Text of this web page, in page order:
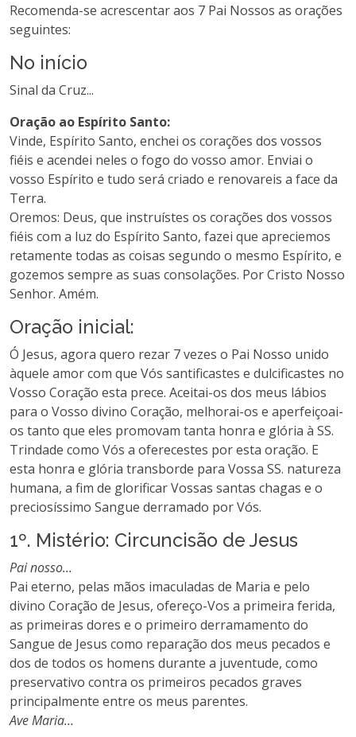
Recomenda-se acrescentar aos 7 Pai Nossos as orações
seguintes:
No início
Sinal da Cruz...
Oração ao Espírito Santo:
Vinde, Espírito Santo, enchei os corações dos vossos
fiéis e acendei neles o fogo do vosso amor. Enviai o
vosso Espírito e tudo será criado e renovareis a face da
Terra.
Oremos: Deus, que instruístes os corações dos vossos
fiéis com a luz do Espírito Santo, fazei que apreciemos
retamente todas as coisas segundo o mesmo Espírito, e
gozemos sempre as suas consolações. Por Cristo Nosso
Senhor. Amém.
Oração inicial:
Ó Jesus, agora quero rezar 7 vezes o Pai Nosso unido
àquele amor com que Vós santificastes e dulcificastes no
Vosso Coração esta prece. Aceitai-os dos meus lábios
para o Vosso divino Coração, melhorai-os e aperfeiçoai-
os tanto que eles promovam tanta honra e glória à SS.
Trindade como Vós a oferecestes por esta oração. E
esta honra e glória transborde para Vossa SS. natureza
humana, a fim de glorificar Vossas santas chagas e o
preciosíssimo Sangue derramado por Vós.
1º. Mistério: Circuncisão de Jesus
Pai nosso...
Pai eterno, pelas mãos imaculadas de Maria e pelo
divino Coração de Jesus, ofereço-Vos a primeira ferida,
as primeiras dores e o primeiro derramamento do
Sangue de Jesus como reparação dos meus pecados e
dos de todos os homens durante a juventude, como
preservativo contra os primeiros pecados graves
principalmente entre os meus parentes.
Ave Maria...